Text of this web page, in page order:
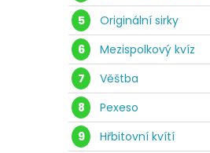
5
Originální sirky
6
Mezispolkový kvíz
7
Věštba
8
Pexeso
9
Hřbitovní kvítí